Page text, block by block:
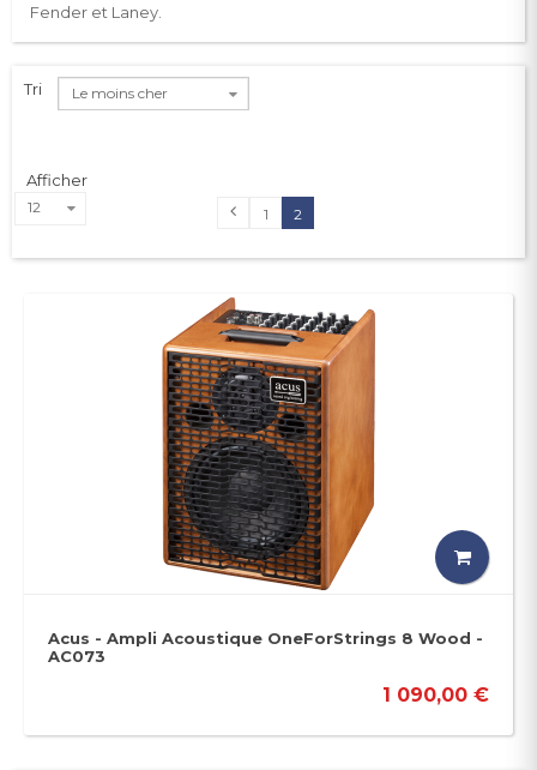
Fender et Laney.
1 2
Tri Le moins cher
Afficher
12
Acus - Ampli Acoustique OneForStrings 8 Wood -
AC073
1 090,00 €